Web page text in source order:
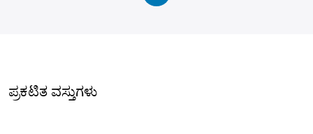
ಪ್ರಕಟಿತ ವಸ್ತುಗಳು